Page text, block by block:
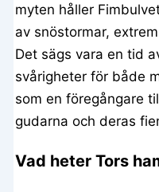
myten håller
av snöstormar,
Det sägs vara en tid
svårigheter för både
som en föregångare
gudarna och deras
Vad heter Tors